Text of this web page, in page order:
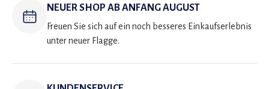
NEUER SHOP AB ANFANG AUGUST
Freuen Sie sich auf ein noch besseres Einkaufserlebnis
unter neuer Flagge.